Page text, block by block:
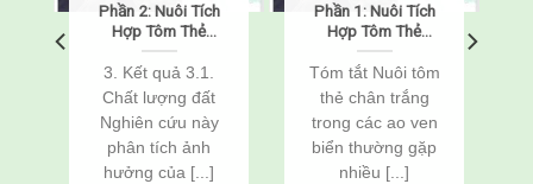
Phần 2: Nuôi Tích
Hợp Tôm Thẻ
Chân Trắng
(Penaeus
vannamei) Và Cá
Rô Phi
(Oreochromis
niloticus) Thông
Qua Cải Tạo Đất
3. Kết quả 3.1.
Chất lượng đất
Nghiên cứu này
phân tích ảnh
hưởng của [...]
Phần 1: Nuôi Tích
Hợp Tôm Thẻ
Chân Trắng
(Penaeus
vannamei) Và Cá
(Oreochromis
niloticus) Thông
Qua Cải Tạo Đất
Tóm tắt Nuôi tôm
thẻ chân trắng
trong các ao ven
biển thường gặp
nhiều [...]